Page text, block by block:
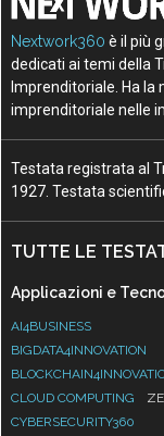
Nextwork360 è il più
dedicati ai temi della
Imprenditoriale. Ha la
imprenditoriale nelle
Testata registrata al
1927. Testata
TUTTE LE
Applicazioni e
AI4BUSINESS
BIGDATA4INNOVATION
CLOUD COMPUTING
CYBERSECURITY360